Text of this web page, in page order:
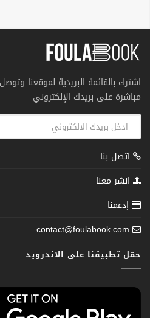
اشترك بالقائمة البريدية لموقعنا
مباشرة على بريدك الإلكتروني
اتصل بنا
انشر معنا
إدعمنا
contact@foulabook.com
حمّل تطبيقنا على الاندرويد